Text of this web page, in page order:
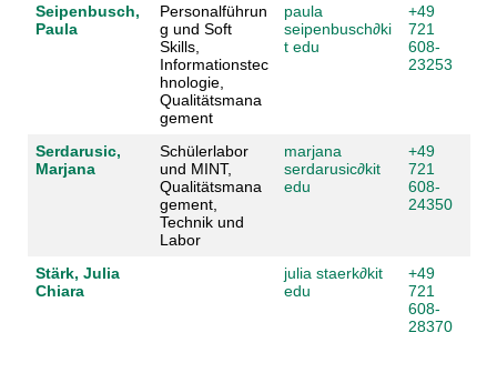
Seipenbusch,
Paula
Personalführun
g und Soft
Skills,
Informationstec
hnologie,
Qualitätsmana
gement
paula
seipenbusch∂ki
t edu
+49
721
608-
23253
Serdarusic,
Marjana
Schülerlabor
und MINT,
Qualitätsmana
gement,
Technik und
Labor
marjana
serdarusic∂kit
edu
+49
721
608-
24350
Stärk, Julia
Chiara
julia staerk∂kit
edu
+49
721
608-
28370